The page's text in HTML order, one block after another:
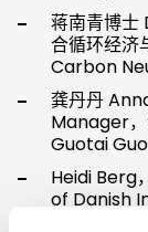
蒋南青博
合循环经
Carbon
龚丹丹
Manager
Guotai
Heidi Berg
of Danish